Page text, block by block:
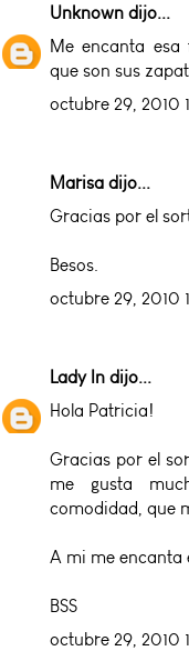
Unknown dijo...
Me encanta
que son sus
octubre 29, 2010
Marisa dijo...
Gracias por el
Besos.
octubre 29, 2010
Lady In dijo...
Hola Patricia!
Gracias por el
me gusta
comodidad, que
A mi me encanta
BSS
octubre 29, 2010